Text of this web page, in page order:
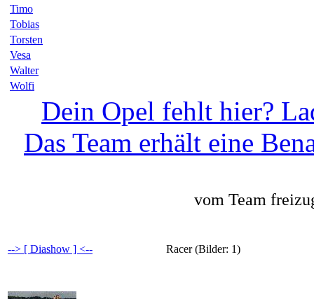
Timo
Tobias
Torsten
Vesa
Walter
Wolfi
Dein Opel fehlt hier?
Das Team erhält eine
vom Team
Racer (Bilder: 1)
--> [ Diashow ] <--